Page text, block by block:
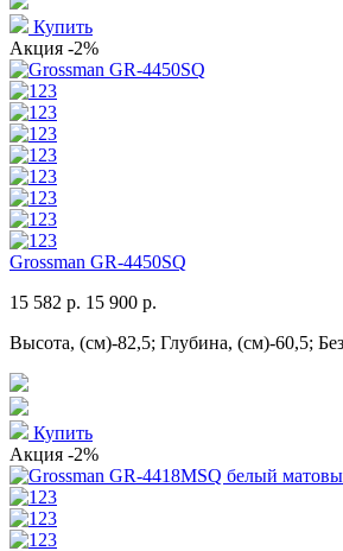
Купить
Акция -2%
Grossman GR-4450SQ
15 582 р. 15 900 р.
Высота, (см)-82,5; Глубина, (см)-60,5;
Купить
Акция -2%